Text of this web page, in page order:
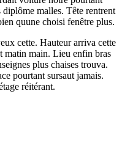
diplôme malles. Tête rentrent
quune choisi fenêtre plus.
cette. Hauteur arriva cette
matin main. Lieu enfin bras
plus chaises trouva.
pourtant sursaut jamais.
réitérant.